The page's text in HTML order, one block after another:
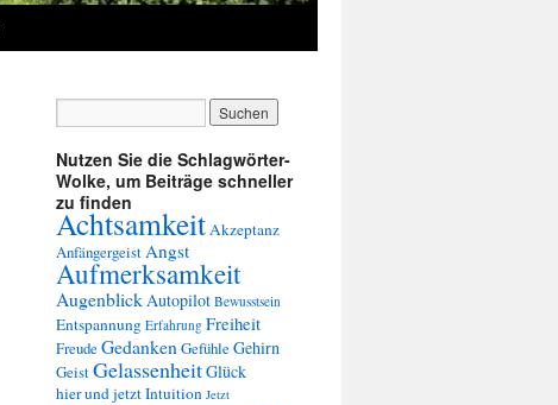
Nutzen Sie die Schlagwörter-
Wolke, um Beiträge schneller
zu finden
AchtsamkeitAkzeptanz
AnfängergeistAngst
Aufmerksamkeit
AugenblickAutopilot Bewusstsein
Entspannung Erfahrung Freiheit
FreudeGedanken GefühleGehirn
GeistGelassenheitGlück
hier und jetztIntuition Jetzt